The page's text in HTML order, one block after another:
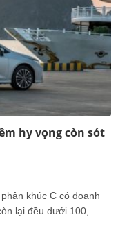
hy vọng còn sót
khúc C có doanh
lại đều dưới 100,